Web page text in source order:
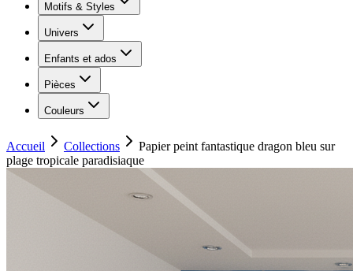
Motifs & Styles
Univers
Enfants et ados
Pièces
Couleurs
Accueil Collections
Papier peint fantastique dragon bleu sur
plage tropicale paradisiaque